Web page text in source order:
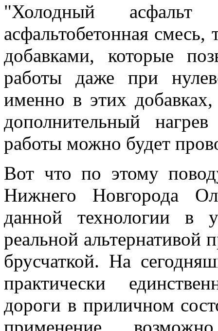
"Холодный
асфальтобетонная
добавками, которые
работы даже при
именно в этих
дополнительный
работы можно будет
Вот что по этому
Нижнего Новгорода
данной технологии в
реальной альтернативой
брусчаткой. На
практически
дороги в приличном
применение